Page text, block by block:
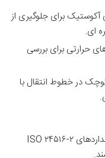
برای جلوگیری از
ای.
حرارتی برای بررسی
در خطوط انتقال با
: تجهیزات باید مطابق استانداردهای ISO ۲۴۵۱۶-۲